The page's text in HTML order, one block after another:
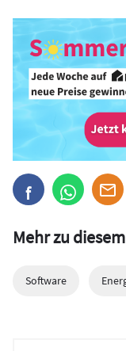
Mehr zu
Software